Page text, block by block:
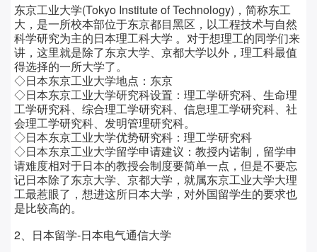
东京工业大学(Tokyo Institute of Technology)，简称东工
大，是一所校本部位于东京都目黑区，以工程技术与自然
科学研究为主的日本理工科大学 。对于想理工的同学们来
讲，这里就是除了东京大学、京都大学以外，理工科最值
得选择的一所大学了。
◇日本东京工业大学地点： 东京
◇日本东京工业大学研究科设置： 理工学研究科、生命理
工学研究科、综合理工学研究科、信息理工学研究科、社
会理工学研究科、发明管理研究科。
◇日本东京工业大学优势研究科： 理工学研究科
◇日本东京工业大学留学申请建议： 教授内诺制，留学申
请难度相对于日本的教授会制度要简单一点，但是不要忘
记日本除了东京大学、京都大学，就属东京工业大学大理
工最惹眼了，想进这所日本大学，对外国留学生的要求也
是比较高的。
2、日本留学-日本电气通信大学